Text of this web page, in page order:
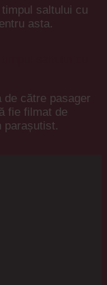
saltului cu
asta.
de către pasager
fie filmat de
parașutist.